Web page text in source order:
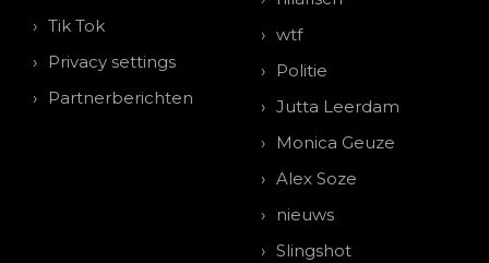
Tik Tok
Privacy settings
Partnerberichten
wtf
Politie
Jutta Leerdam
Monica Geuze
Alex Soze
nieuws
Slingshot